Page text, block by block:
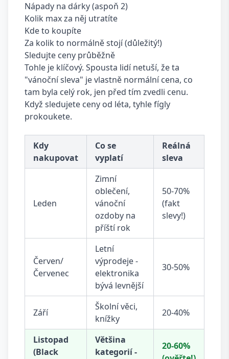
Nápady na dárky (aspoň 2)
Kolik max za něj utratíte
Kde to koupíte
Za kolik to normálně stojí (důležitý!)
Sledujte ceny průběžně
Tohle je klíčový. Spousta lidí netuší, že ta
"vánoční sleva" je vlastně normální cena, co
tam byla celý rok, jen před tím zvedli cenu.
Když sledujete ceny od léta, tyhle fígly
prokoukete.
Kdy
nakupovat
Co se
vyplatí
Reálná
sleva
Leden
Zimní
oblečení,
vánoční
ozdoby na
příští rok
50-70%
(fakt
slevy!)
Červen/
Červenec
Letní
výprodeje -
elektronika
bývá levnější
30-50%
Září
Školní věci,
knížky
20-40%
Listopad
(Black
Většina
kategorií -
20-60%